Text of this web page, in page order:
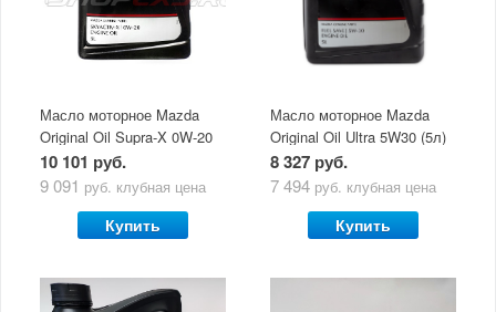
Масло моторное Mazda
Original Oil Supra-X 0W-20
(5 л)
10 101 руб.
9 091 руб. клубная цена
Купить
Масло моторное Mazda
Original Oil Ultra 5W30 (5л)
8 327 руб.
7 494 руб. клубная цена
Купить